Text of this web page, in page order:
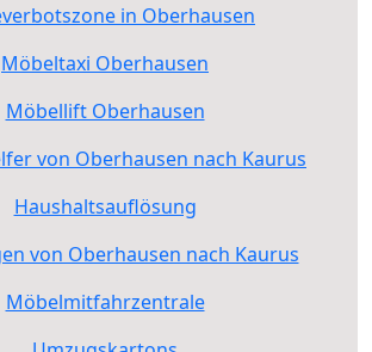
in Oberhausen
Möbeltaxi Oberhausen
Möbellift Oberhausen
von Oberhausen nach Kaurus
Haushaltsauflösung
von Oberhausen nach Kaurus
Möbelmitfahrzentrale